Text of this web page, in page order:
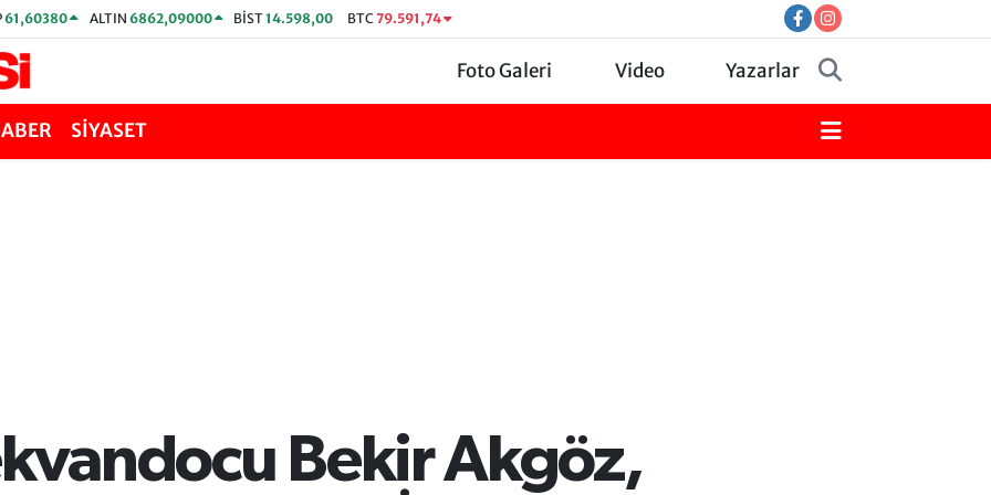
61,60380 ALTIN 6862,09000 BİST14.598,00 BTC 79.591,74
Foto Galeri Video Yazarlar
SİYASET
Bekir Akgöz,